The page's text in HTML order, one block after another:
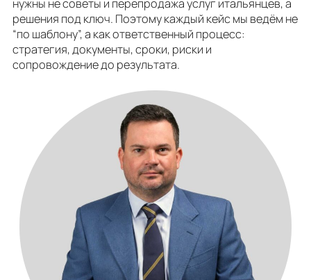
нужны не советы и перепродажа услуг итальянцев, а
решения под ключ. Поэтому каждый кейс мы ведём не
“по шаблону”, а как ответственный процесс:
стратегия, документы, сроки, риски и
сопровождение до результата.